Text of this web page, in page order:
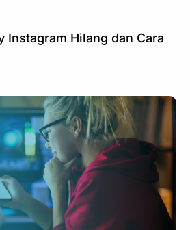
Instagram Hilang dan Cara